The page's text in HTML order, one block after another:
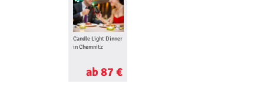
Candle Light Dinner
in Chemnitz
ab 87 €